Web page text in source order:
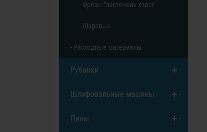
- Фрезы "ласточкин хвост"
- Шаровые
- Расходные материалы
Рубанки
Шлифовальные машины
Пилы